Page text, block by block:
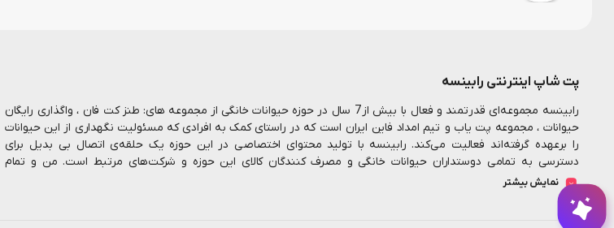
پت شاپ اینترنتی رابینسه
رابینسه مجموعه‌ای قدرتمند و فعال با بیش از 7 سال در حوزه حیوانات خانگی از مجموعه های: طنز کت فان ، واگذاری رایگان
حیوانات ، مجموعه پت یاب و تیم امداد فاین ایران است که در راستای کمک به افرادی که مسئولیت نگهداری از این حیوانات
را برعهده گرفته‌اند فعالیت می‌کند. رابینسه با تولید محتوای اختصاصی در این حوزه یک حلقه‌ی اتصال بی بدیل برای
دسترسی به تمامی دوستداران حیوانات خانگی و مصرف کنندگان کالای این حوزه و شرکت‌های مرتبط است. من و تمام
همکارانم در این مجموعه تلاش میکنیم تا بستری مناسب جهت خرید اینترنتی انواع غذا و ملزومات نگهداری از حیوانات را
فراهم سازیم
بیشتر به نیاز مشتریان است همیشه یه دلیل وجود داره برای چیزهای خوب ، اینجا اتفاقات خوبی می افته و همه‌اش در مورد
نمایش بیشتر